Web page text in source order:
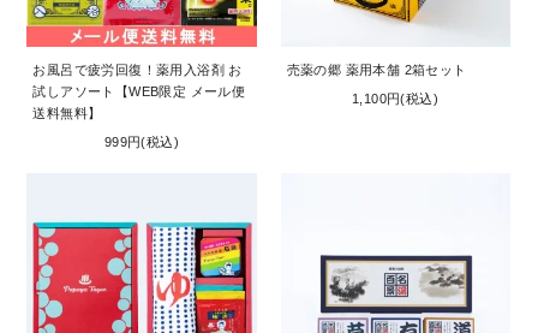
お風呂で疲労回復！薬用入浴剤 お
試しアソート【WEB限定 メール便
送料無料】
999円(税込)
売薬の郷 薬用本舗 2箱セット
1,100円(税込)